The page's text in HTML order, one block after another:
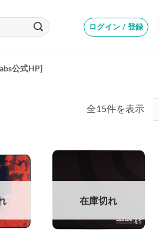
ログイン / 登録
公式HP]
全15件を表示新
順
在庫切れ